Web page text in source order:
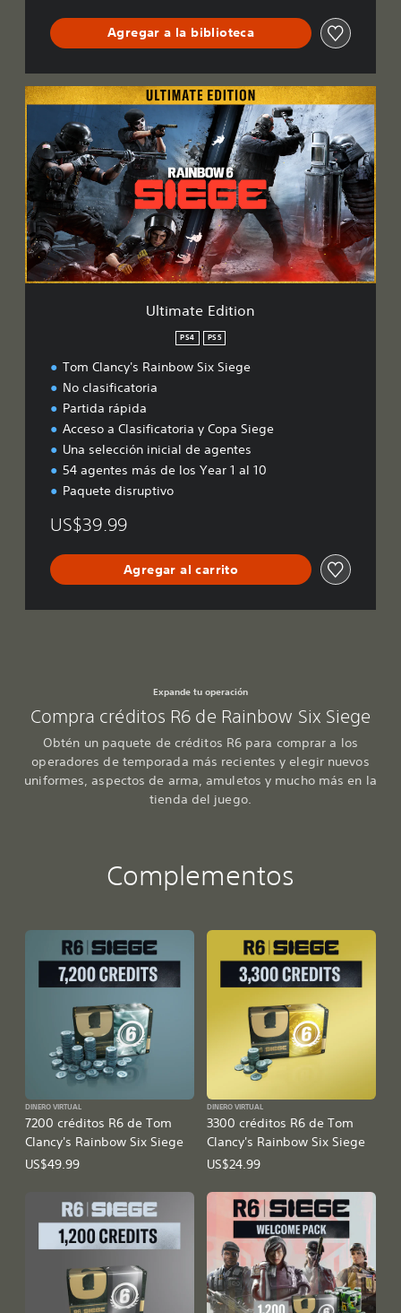
Agregar a la biblioteca
U
l
m
a
t
e
E
d
i
t
Ultimate Edition
PS4 PS5
Tom Clancy's Rainbow Six Siege
No clasificatoria
Partida rápida
Acceso a Clasificatoria y Copa Siege
Una selección inicial de agentes
54 agentes más de los Year 1 al 10
Paquete disruptivo
US$39.99
Agregar al carrito
Expande tu operación
Compra créditos R6 de Rainbow Six Siege
Obtén un paquete de créditos R6 para comprar a los
operadores de temporada más recientes y elegir nuevos
uniformes, aspectos de arma, amuletos y mucho más en la
tienda del juego.
Complementos
7200 créditos R6 de Tom
Clancy's Rainbow Six Siege
DINERO VIRTUAL
US$49.99
3300 créditos R6 de Tom
Clancy's Rainbow Six Siege
DINERO VIRTUAL
US$24.99